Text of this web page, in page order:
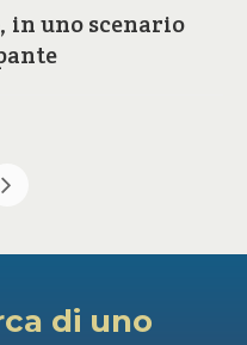
in uno scenario
di uno